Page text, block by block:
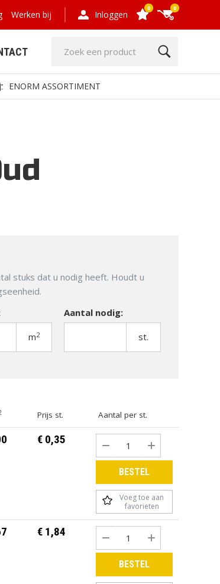
EN
TUINVERLICHTING
Werken bij Inloggen
0 0
ENORM ASSORTIMENT
stuks dat u nodig heeft. Houdt u
m2
Aantal nodig:
st.
Prijs st. Aantal per st.
€ 0,35
BESTEL
Voeg toe aan
favorieten
€ 1,84
BESTEL